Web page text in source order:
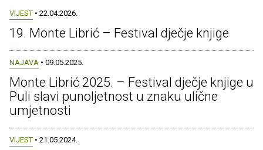
VIJEST • 22.04.2026.
19. Monte Librić – Festival dječje knjige
NAJAVA • 09.05.2025.
Monte Librić 2025. – Festival dječje knjige u
Puli slavi punoljetnost u znaku ulične
umjetnosti
VIJEST • 21.05.2024.